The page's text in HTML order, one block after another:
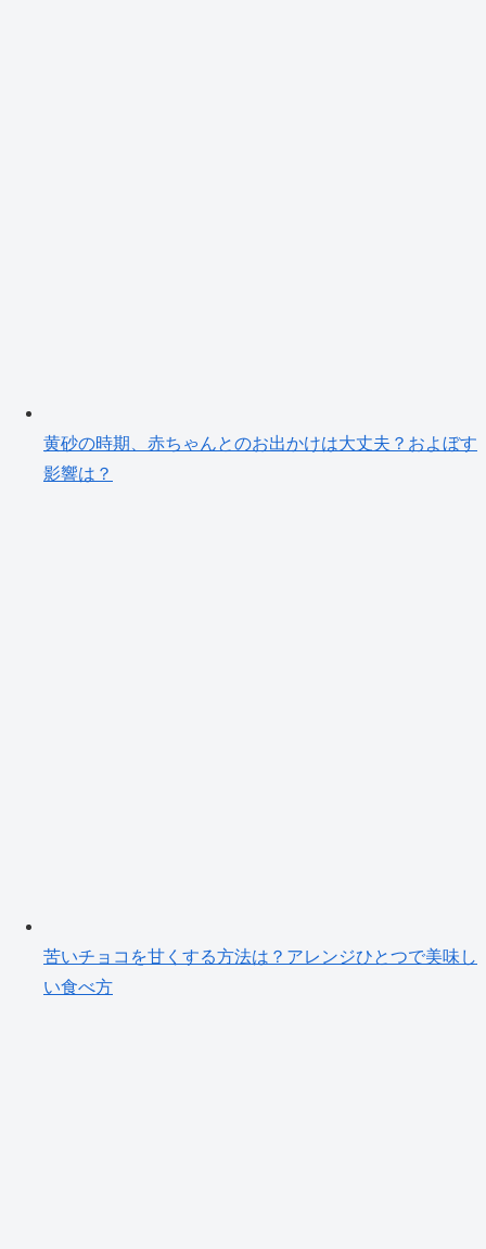
黄砂の時期、赤ちゃんとのお出かけは大丈夫？およぼす
影響は？
苦いチョコを甘くする方法は？アレンジひとつで美味し
い食べ方